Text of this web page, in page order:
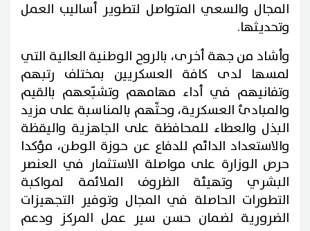
المجال والسعي المتواصل لتطوير أساليب العمل
وتحديثها.
وأشاد من جهة أخرى، بالروح الوطنية العالية التي
لمسها لدى كافة العسكريين بمختلف رتبهم
وتفانيهم في أداء مهامهم وتشبّعهم بالقيم
والمبادئ العسكرية، وحثّهم بالمناسبة على مزيد
البذل والعطاء للمحافظة على الجاهزية واليقظة
والاستعداد الدائم للدفاع عن حوزة الوطن، مؤكدا
حرص الوزارة على مواصلة الاستثمار في العنصر
البشري وتهيئة الظروف الملائمة لمواكبة
التطورات الحاصلة في المجال وتوفير التجهيزات
الضرورية لضمان حسن سير عمل المركز ودعم